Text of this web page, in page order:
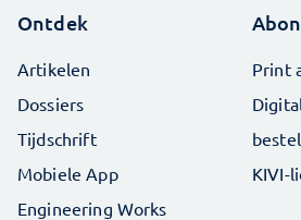
Ontdek
Artikelen
Dossiers
Tijdschrift
Mobiele App
Engineering Works
Print
KIVI-